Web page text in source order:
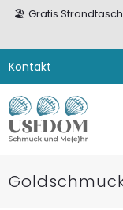
🏖️ Gratis
Kontakt